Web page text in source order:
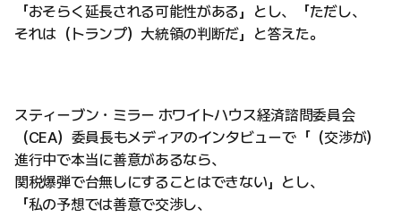
「おそらく延長される可能性がある」とし、「ただし、
それは（トランプ）大統領の判断だ」と答えた。
スティーブン・ミラー ホワイトハウス経済諮問委員会
（CEA）委員長もメディアのインタビューで「（交渉が）
進行中で本当に善意があるなら、
関税爆弾で台無しにすることはできない」とし、
「私の予想では善意で交渉し、